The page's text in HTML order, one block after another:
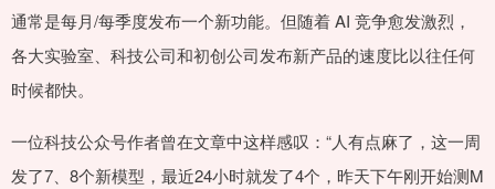
通常是每月/每季度发布一个新功能。但随着 AI 竞争愈发激烈，
各大实验室、科技公司和初创公司发布新产品的速度比以往任何
时候都快。
一位科技公众号作者曾在文章中这样感叹：“人有点麻了，这一周
发了7、8个新模型，最近24小时就发了4个，昨天下午刚开始测M